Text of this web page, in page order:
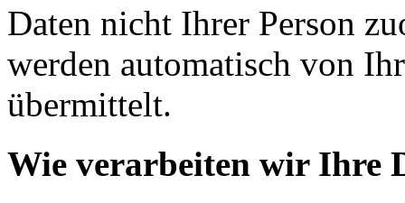
Daten nicht Ihrer Person
werden automatisch von
übermittelt.
Wie verarbeiten wir Ihre